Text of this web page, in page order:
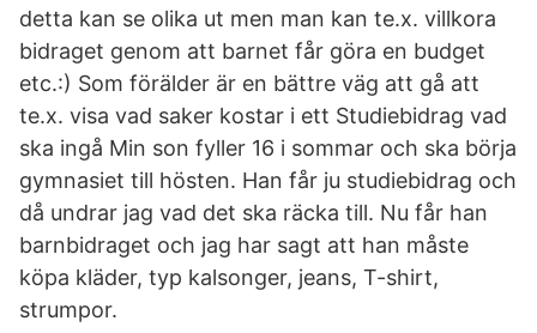
detta kan se olika ut men man kan te.x. villkora
bidraget genom att barnet får göra en budget
etc.:) Som förälder är en bättre väg att gå att
te.x. visa vad saker kostar i ett Studiebidrag vad
ska ingå Min son fyller 16 i sommar och ska börja
gymnasiet till hösten. Han får ju studiebidrag och
då undrar jag vad det ska räcka till. Nu får han
barnbidraget och jag har sagt att han måste
köpa kläder, typ kalsonger, jeans, T-shirt,
strumpor.